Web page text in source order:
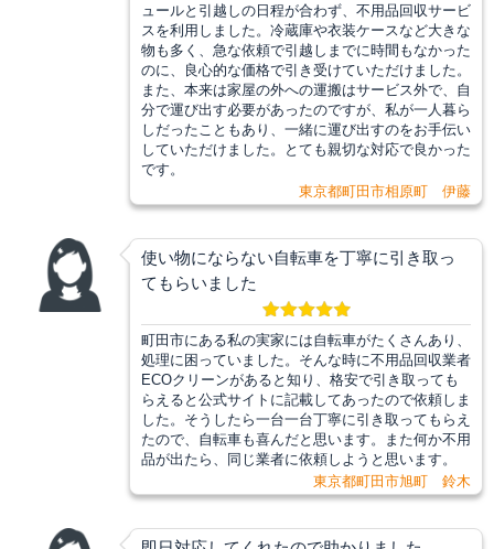
ュールと引越しの日程が合わず、不用品回収サービ
スを利用しました。冷蔵庫や衣装ケースなど大きな
物も多く、急な依頼で引越しまでに時間もなかった
のに、良心的な価格で引き受けていただけました。
また、本来は家屋の外への運搬はサービス外で、自
分で運び出す必要があったのですが、私が一人暮ら
しだったこともあり、一緒に運び出すのをお手伝い
していただけました。とても親切な対応で良かった
です。
東京都町田市相原町 伊藤
使い物にならない自転車を丁寧に引き取っ
てもらいました
町田市にある私の実家には自転車がたくさんあり、
処理に困っていました。そんな時に不用品回収業者
ECOクリーンがあると知り、格安で引き取っても
らえると公式サイトに記載してあったので依頼しま
した。そうしたら一台一台丁寧に引き取ってもらえ
たので、自転車も喜んだと思います。また何か不用
品が出たら、同じ業者に依頼しようと思います。
東京都町田市旭町 鈴木